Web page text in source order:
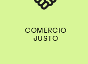
COMERCIO
JUSTO